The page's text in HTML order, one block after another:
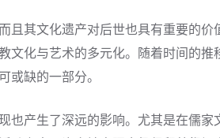
且其文化遗产对后世也具有重要的价
文化与艺术的多元化。随着时间的推
或缺的一部分。
也产生了深远的影响。尤其是在儒家